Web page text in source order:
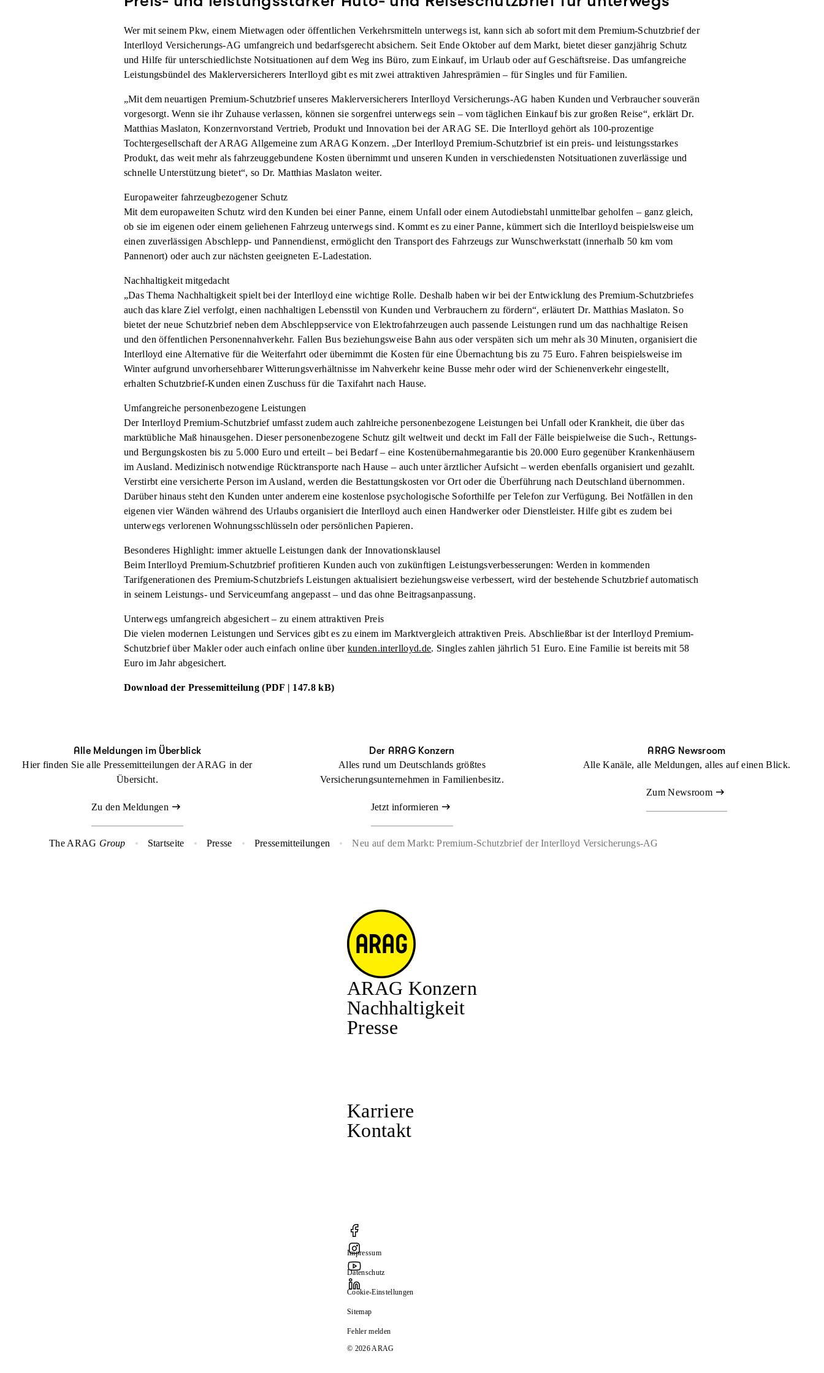
Wer mit seinem Pkw, einem Mietwagen oder öffentlichen Verkehrsmitteln unterwegs ist, kann sich ab sofort mit dem Premium-Schutzbrief der
Interlloyd Versicherungs-AG umfangreich und bedarfsgerecht absichern. Seit Ende Oktober auf dem Markt, bietet dieser ganzjährig Schutz
und Hilfe für unterschiedlichste Notsituationen auf dem Weg ins Büro, zum Einkauf, im Urlaub oder auf Geschäftsreise. Das umfangreiche
Leistungsbündel des Maklerversicherers Interlloyd gibt es mit zwei attraktiven Jahresprämien – für Singles und für Familien.
„Mit dem neuartigen Premium-Schutzbrief unseres Maklerversicherers Interlloyd Versicherungs-AG haben Kunden und Verbraucher souverän
vorgesorgt. Wenn sie ihr Zuhause verlassen, können sie sorgenfrei unterwegs sein – vom täglichen Einkauf bis zur großen Reise“, erklärt Dr.
Matthias Maslaton, Konzernvorstand Vertrieb, Produkt und Innovation bei der ARAG SE. Die Interlloyd gehört als 100-prozentige
Tochtergesellschaft der ARAG Allgemeine zum ARAG Konzern. „Der Interlloyd Premium-Schutzbrief ist ein preis- und leistungsstarkes
Produkt, das weit mehr als fahrzeuggebundene Kosten übernimmt und unseren Kunden in verschiedensten Notsituationen zuverlässige und
schnelle Unterstützung bietet“, so Dr. Matthias Maslaton weiter.
Europaweiter fahrzeugbezogener Schutz
Mit dem europaweiten Schutz wird den Kunden bei einer Panne, einem Unfall oder einem Autodiebstahl unmittelbar geholfen – ganz gleich,
ob sie im eigenen oder einem geliehenen Fahrzeug unterwegs sind. Kommt es zu einer Panne, kümmert sich die Interlloyd beispielsweise um
einen zuverlässigen Abschlepp- und Pannendienst, ermöglicht den Transport des Fahrzeugs zur Wunschwerkstatt (innerhalb 50 km vom
Pannenort) oder auch zur nächsten geeigneten E-Ladestation.
Nachhaltigkeit mitgedacht
„Das Thema Nachhaltigkeit spielt bei der Interlloyd eine wichtige Rolle. Deshalb haben wir bei der Entwicklung des Premium-Schutzbriefes
auch das klare Ziel verfolgt, einen nachhaltigen Lebensstil von Kunden und Verbrauchern zu fördern“, erläutert Dr. Matthias Maslaton. So
bietet der neue Schutzbrief neben dem Abschleppservice von Elektrofahrzeugen auch passende Leistungen rund um das nachhaltige Reisen
und den öffentlichen Personennahverkehr. Fallen Bus beziehungsweise Bahn aus oder verspäten sich um mehr als 30 Minuten, organisiert die
Interlloyd eine Alternative für die Weiterfahrt oder übernimmt die Kosten für eine Übernachtung bis zu 75 Euro. Fahren beispielsweise im
Winter aufgrund unvorhersehbarer Witterungsverhältnisse im Nahverkehr keine Busse mehr oder wird der Schienenverkehr eingestellt,
erhalten Schutzbrief-Kunden einen Zuschuss für die Taxifahrt nach Hause.
Umfangreiche personenbezogene Leistungen
Der Interlloyd Premium-Schutzbrief umfasst zudem auch zahlreiche personenbezogene Leistungen bei Unfall oder Krankheit, die über das
marktübliche Maß hinausgehen. Dieser personenbezogene Schutz gilt weltweit und deckt im Fall der Fälle beispielweise die Such-, Rettungs-
und Bergungskosten bis zu 5.000 Euro und erteilt – bei Bedarf – eine Kostenübernahmegarantie bis 20.000 Euro gegenüber Krankenhäusern
im Ausland. Medizinisch notwendige Rücktransporte nach Hause – auch unter ärztlicher Aufsicht – werden ebenfalls organisiert und gezahlt.
Verstirbt eine versicherte Person im Ausland, werden die Bestattungskosten vor Ort oder die Überführung nach Deutschland übernommen.
Darüber hinaus steht den Kunden unter anderem eine kostenlose psychologische Soforthilfe per Telefon zur Verfügung. Bei Notfällen in den
eigenen vier Wänden während des Urlaubs organisiert die Interlloyd auch einen Handwerker oder Dienstleister. Hilfe gibt es zudem bei
unterwegs verlorenen Wohnungsschlüsseln oder persönlichen Papieren.
Besonderes Highlight: immer aktuelle Leistungen dank der Innovationsklausel
Beim Interlloyd Premium-Schutzbrief profitieren Kunden auch von zukünftigen Leistungsverbesserungen: Werden in kommenden
Tarifgenerationen des Premium-Schutzbriefs Leistungen aktualisiert beziehungsweise verbessert, wird der bestehende Schutzbrief automatisch
in seinem Leistungs- und Serviceumfang angepasst – und das ohne Beitragsanpassung.
Unterwegs umfangreich abgesichert – zu einem attraktiven Preis
Die vielen modernen Leistungen und Services gibt es zu einem im Marktvergleich attraktiven Preis. Abschließbar ist der Interlloyd Premium-
Schutzbrief über Makler oder auch einfach online über kunden.interlloyd.de. Singles zahlen jährlich 51 Euro. Eine Familie ist bereits mit 58
Euro im Jahr abgesichert.
Download der Pressemitteilung (PDF | 147.8 kB)
Alle Meldungen im Überblick
Hier finden Sie alle Pressemitteilungen der ARAG in der
Übersicht.
Zu den Meldungen
Der ARAG Konzern
Alles rund um Deutschlands größtes
Versicherungsunternehmen in Familienbesitz.
Jetzt informieren
ARAG Newsroom
Alle Kanäle, alle Meldungen, alles auf einen Blick.
Zum Newsroom
The ARAG Group Startseite Presse Pressemitteilungen Neu auf dem Markt: Premium-Schutzbrief der Interlloyd Versicherungs-AG
ARAG Konzern
Nachhaltigkeit
Presse
Karriere
Kontakt
Impressum
Datenschutz
Cookie-Einstellungen
Sitemap
Fehler melden
© 2026 ARAG